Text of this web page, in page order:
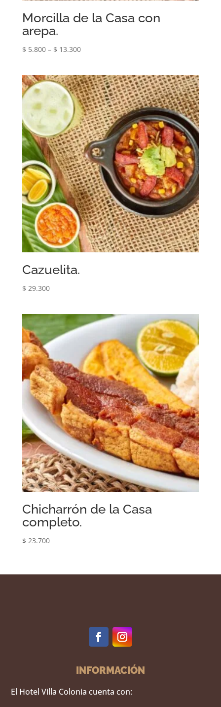
Morcilla de la Casa con
arepa.
$ 5.800– $ 13.300
Cazuelita.
$ 29.300
Chicharrón de la Casa
completo.
$ 23.700
INFORMACIÓN
El Hotel Villa Colonia cuenta con: